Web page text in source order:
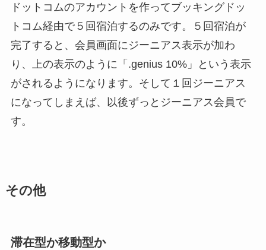
ドットコムのアカウントを作ってブッキングドッ
トコム経由で５回宿泊するのみです。５回宿泊が
完了すると、会員画面にジーニアス表示が加わ
り、上の表示のように「.genius 10%」という表示
がされるようになります。そして１回ジーニアス
になってしまえば、以後ずっとジーニアス会員で
す。
その他
滞在型か移動型か